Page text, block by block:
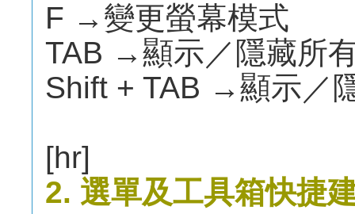
F →變更螢幕模式
TAB →顯示／隱藏所
Shift + TAB →顯示／
[hr]
2. 選單及工具箱快捷